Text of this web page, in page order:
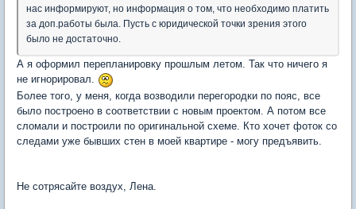
нас информируют, но информация о том, что необходимо платить
за доп.работы была. Пусть с юридической точки зрения этого
было не достаточно.
А я оформил перепланировку прошлым летом. Так что ничего я
не игнорировал.
Более того, у меня, когда возводили перегородки по пояс, все
было построено в соответствии с новым проектом. А потом все
сломали и построили по оригинальной схеме. Кто хочет фоток со
следами уже бывших стен в моей квартире - могу предъявить.
Не сотрясайте воздух, Лена.